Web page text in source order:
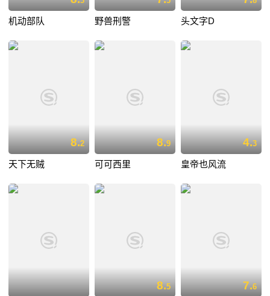
机动部队 野兽刑警 头文字D
8.2
天下无贼
8.9
可可西里
4.3
皇帝也风流
8.5 7.6